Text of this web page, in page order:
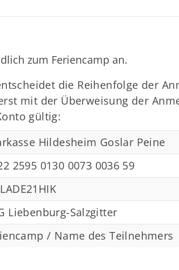
zum Feriencamp an.
die Reihenfolge der
mit der Überweisung der
gültig:
Hildesheim Goslar Peine
2595 0130 0073 0036 59
Liebenburg-Salzgitter
/ Name des Teilnehmers